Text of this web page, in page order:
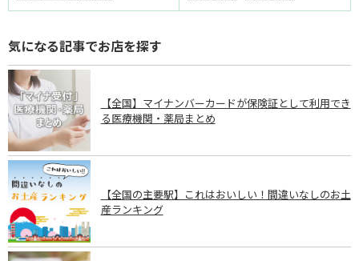
気になる記事でお店を探す
【全国】マイナンバーカードが保険証として利用でき
る医療機関・薬局まとめ
【全国の主要駅】これはおいしい！間違いなしのお土
産ランキング